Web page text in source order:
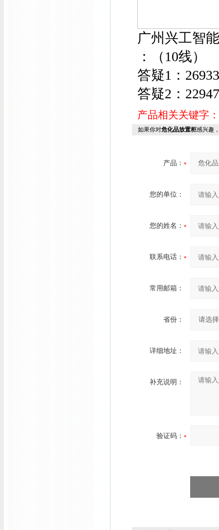
广州兴工智
：（10线）
答疑1：
答疑2：
产品相关关键字：
如果你对危化品放置柜感兴趣
产品：
您的单位：
您的姓名：
联系电话：
常用邮箱：
省份：
详细地址：
补充说明：
验证码：